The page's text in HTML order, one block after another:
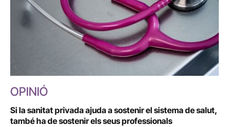
OPINIÓ
Si la sanitat privada ajuda a sostenir el sistema de salut,
també ha de sostenir els seus professionals